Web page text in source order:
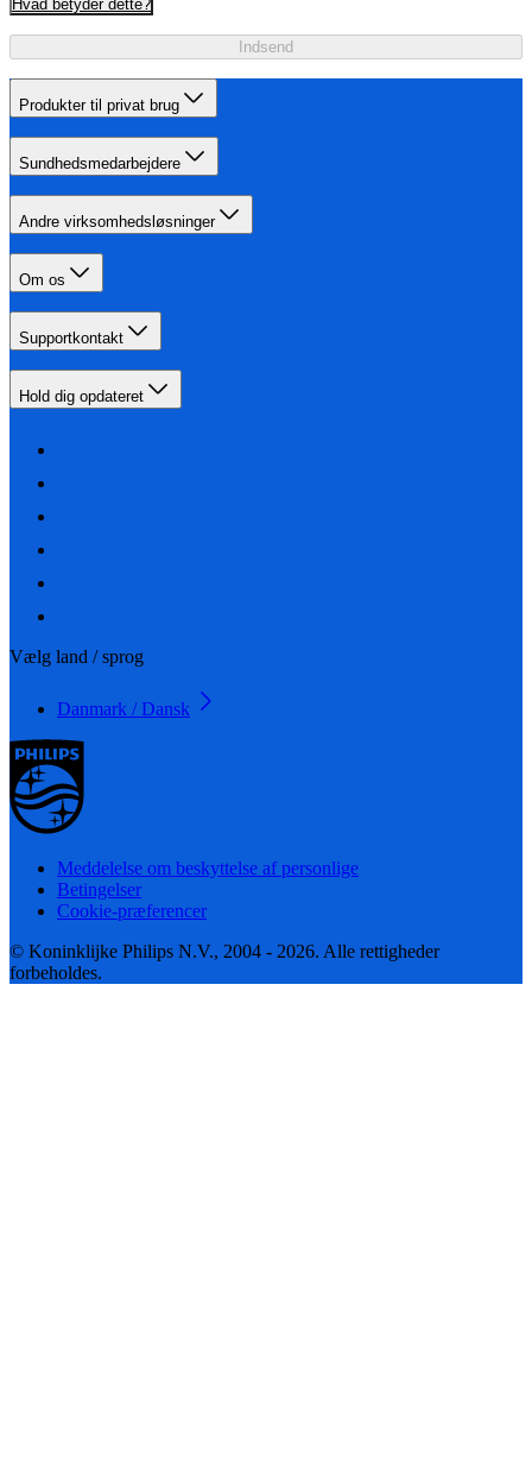
Hvad betyder dette?
Indsend
Produkter til privat brug
Sundhedsmedarbejdere
Andre virksomhedsløsninger
Om os
Supportkontakt
Hold dig opdateret
Vælg land / sprog
Danmark / Dansk
Meddelelse om beskyttelse af personlige
Betingelser
Cookie-præferencer
© Koninklijke Philips N.V., 2004 - 2026. Alle rettigheder
forbeholdes.